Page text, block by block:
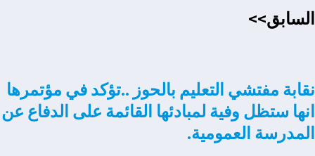
Email
السابق>>
نقابة مفتشي التعليم بالحوز ..تؤكد في مؤتمرها
انها ستظل وفية لمبادئها القائمة على الدفاع عن
المدرسة العمومية.